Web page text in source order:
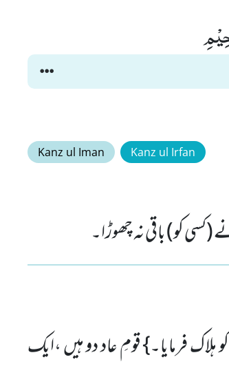
Kanz ul Iman Kanz ul Irfan
(کسی کو) باقی نہ چھوڑا۔
ہلاک فرمایا۔} قومِ عاد دو ہیں ،ایک